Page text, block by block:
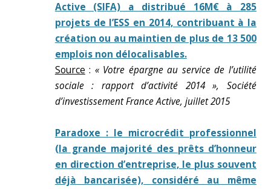
Active (SIFA) a distribué 16M€ à 285
projets de l’ESS en 2014, contribuant à la
création ou au maintien de plus de 13 500
emplois non délocalisables.
Source : « Votre épargne au service de l’utilité
sociale : rapport d’activité 2014 », Société
d’investissement France Active, juillet 2015
Paradoxe : le microcrédit professionnel
(la grande majorité des prêts d’honneur
en direction d’entreprise, le plus souvent
déjà bancarisée), considéré au même